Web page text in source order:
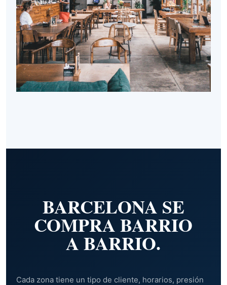
BARCELONA SE
COMPRA BARRIO
A BARRIO.
Cada zona tiene un tipo de cliente, horarios, presión